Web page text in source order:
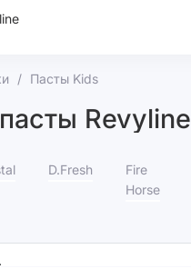
Пасты Kids
Revyline
D.Fresh
Fire
Horse